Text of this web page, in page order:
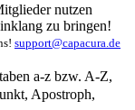
nutzen
zu bringen!
support@capacura.de
a-z bzw. A-Z,
Apostroph,